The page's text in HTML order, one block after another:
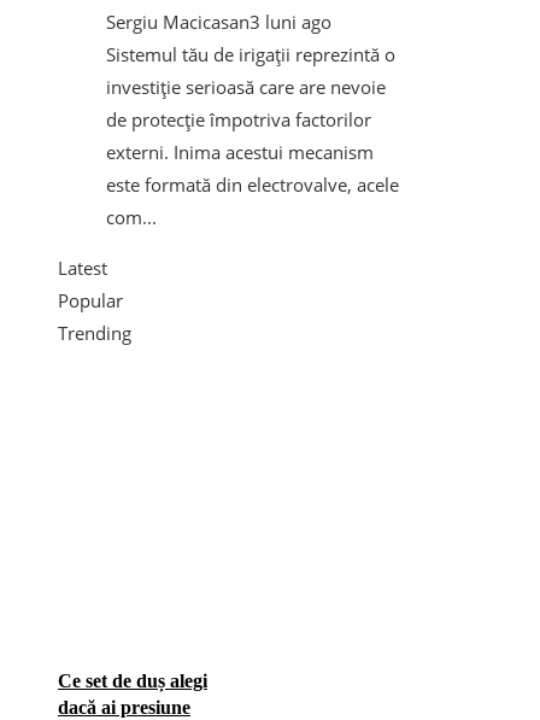
Sergiu Macicasan3 luni ago
Sistemul tău de irigații reprezintă o
investiție serioasă care are nevoie
de protecție împotriva factorilor
externi. Inima acestui mecanism
este formată din electrovalve, acele
com...
Latest
Popular
Trending
Ce set de duș alegi
dacă ai presiune